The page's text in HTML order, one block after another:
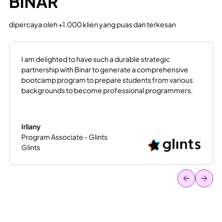
Baca lebih lanjut
Baca case study lainnya
dipercaya oleh +1.000 klien yang puas dan terkesan
I am delighted to have such a durable strategic
partnership with Binar to generate a comprehensive
bootcamp program to prepare students from various
backgrounds to become professional programmers.
Irliany
Program Associate - Glints
Glints